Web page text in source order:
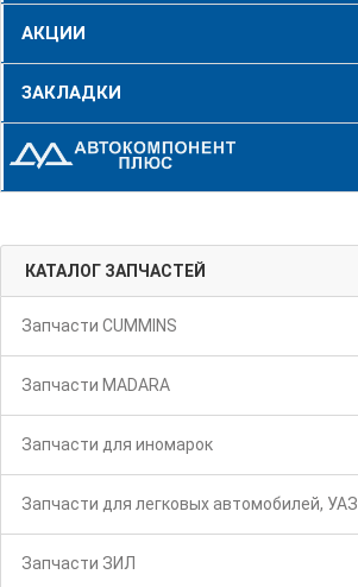
АКЦИИ
ЗАКЛАДКИ
КАТАЛОГ ЗАПЧАСТЕЙ
Запчасти CUMMINS
Запчасти MADARA
Запчасти для иномарок
Запчасти для легковых автомобилей, УАЗ
Запчасти ЗИЛ